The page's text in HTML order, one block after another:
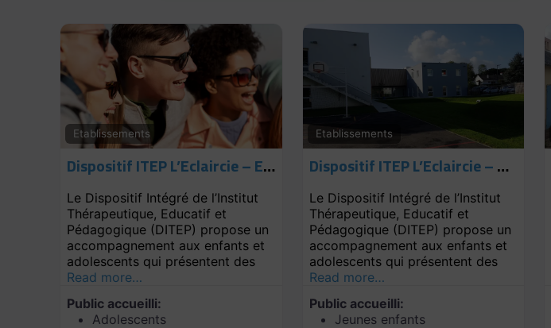
Etablissements
Dispositif ITEP L’Eclaircie – Equipe 16-20 ans
Le Dispositif Intégré de l’Institut
Thérapeutique, Educatif et
Pédagogique (DITEP) propose un
accompagnement aux enfants et
adolescents qui présentent des
Read more…
Public accueilli:
Adolescents
Etablissements
Dispositif ITEP L’Eclaircie – Antenne de Dieppe
Le Dispositif Intégré de l’Institut
Thérapeutique, Educatif et
Pédagogique (DITEP) propose un
accompagnement aux enfants et
adolescents qui présentent des
Read more…
Public accueilli:
Jeunes enfants